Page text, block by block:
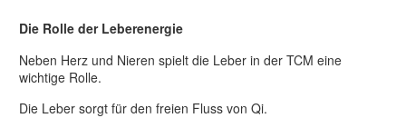
Die Rolle der Leberenergie
Neben Herz und Nieren spielt die Leber in der TCM eine
wichtige Rolle.
Die Leber sorgt für den freien Fluss von Qi.